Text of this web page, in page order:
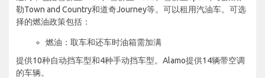
勒Town and Country和道奇Journey等。可以租用汽油车。可选
择的燃油政策包括：
燃油：取车和还车时油箱需加满
提供10种自动挡车型和4种手动挡车型。Alamo提供14辆带空调
的车辆。